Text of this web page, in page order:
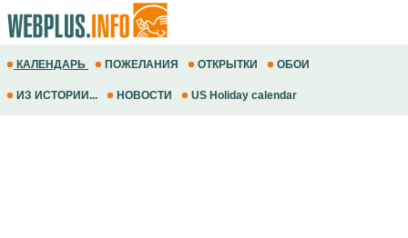
КАЛЕНДАРЬ ПОЖЕЛАНИЯ ОТКРЫТКИ ОБОИ
ИЗ ИСТОРИИ... НОВОСТИ US Holiday calendar